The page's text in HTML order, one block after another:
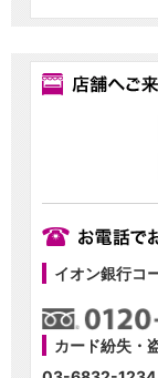
イオン銀行コ
カード紛失・